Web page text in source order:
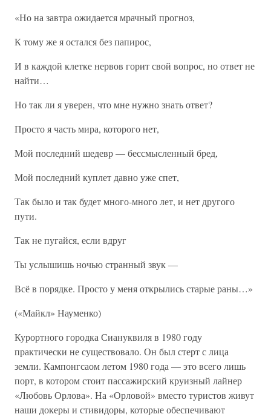
«Но на завтра ожидается мрачный прогноз,
К тому же я остался без папирос,
И в каждой клетке нервов горит свой вопрос, но ответ не
найти…
Но так ли я уверен, что мне нужно знать ответ?
Просто я часть мира, которого нет,
Мой последний шедевр — бессмысленный бред,
Мой последний куплет давно уже спет,
Так было и так будет много-много лет, и нет другого
пути.
Так не пугайся, если вдруг
Ты услышишь ночью странный звук —
Всё в порядке. Просто у меня открылись старые раны…»
(«Майкл» Науменко)
Курортного городка Сиануквиля в 1980 году
практически не существовало. Он был стерт с лица
земли. Кампонгсаом летом 1980 года — это всего лишь
порт, в котором стоит пассажирский круизный лайнер
«Любовь Орлова». На «Орловой» вместо туристов живут
наши докеры и стивидоры, которые обеспечивают